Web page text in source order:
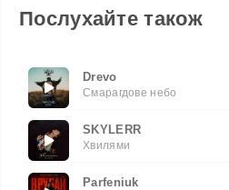
Послухайте також
Drevo
Смарагдове небо
SKYLERR
Хвилями
Parfeniuk